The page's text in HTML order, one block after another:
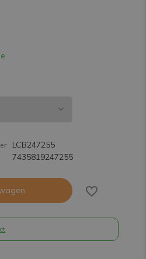
LCB247255
7435819247255